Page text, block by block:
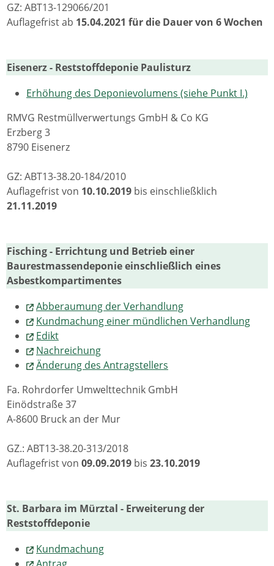
GZ: ABT13-129066/201
Auflagefrist ab 15.04.2021 für die Dauer von 6 Wochen
Eisenerz - Reststoffdeponie Paulisturz
Erhöhung des Deponievolumens (siehe Punkt I.)
RMVG Restmüllverwertungs GmbH & Co KG
Erzberg 3
8790 Eisenerz
GZ: ABT13-38.20-184/2010
Auflagefrist von 10.10.2019 bis einschließklich
21.11.2019
Fisching - Errichtung und Betrieb einer
Baurestmassendeponie einschließlich eines
Asbestkompartimentes
Abberaumung der Verhandlung
Kundmachung einer mündlichen Verhandlung
Edikt
Nachreichung
Änderung des Antragstellers
Fa. Rohrdorfer Umwelttechnik GmbH
Einödstraße 37
A-8600 Bruck an der Mur
GZ.: ABT13-38.20-313/2018
Auflagefrist von 09.09.2019 bis 23.10.2019
St. Barbara im Mürztal - Erweiterung der
Reststoffdeponie
Kundmachung